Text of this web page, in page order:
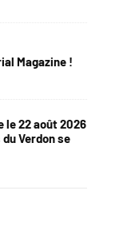
Magazine !
le 22 août 2026
Verdon se